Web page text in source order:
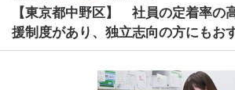
【東京都中野区】 社員の定着率の
援制度があり、独立志向の方にもお